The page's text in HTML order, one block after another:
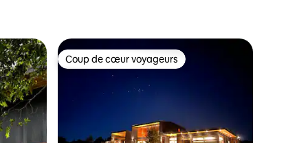
appréciés Coup de cœur voyageurs
Coup de cœur voyageurs